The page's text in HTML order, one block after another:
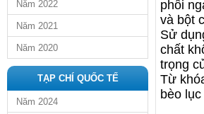
Năm 2022
Năm 2021
Năm 2020
TẠP CHÍ QUỐC TẾ
Năm 2024
phôi
và bột
Sử
chất
trọng
Từ
bèo